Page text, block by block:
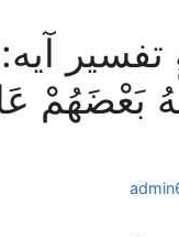
تفسیر
بَعْضَهُمْ